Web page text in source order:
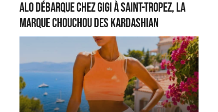
Alo débarque chez Gigi à Saint-Tropez, la
marque chouchou des Kardashian